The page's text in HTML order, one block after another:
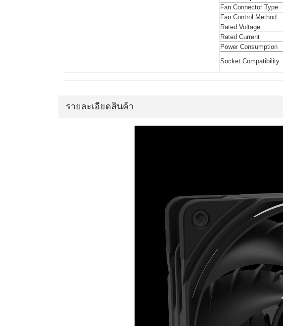
Fan Connector Type
Fan Control Method
Rated Voltage
Rated Current
Power Consumption
Socket Compatibility
รายละเอียดสินค้า